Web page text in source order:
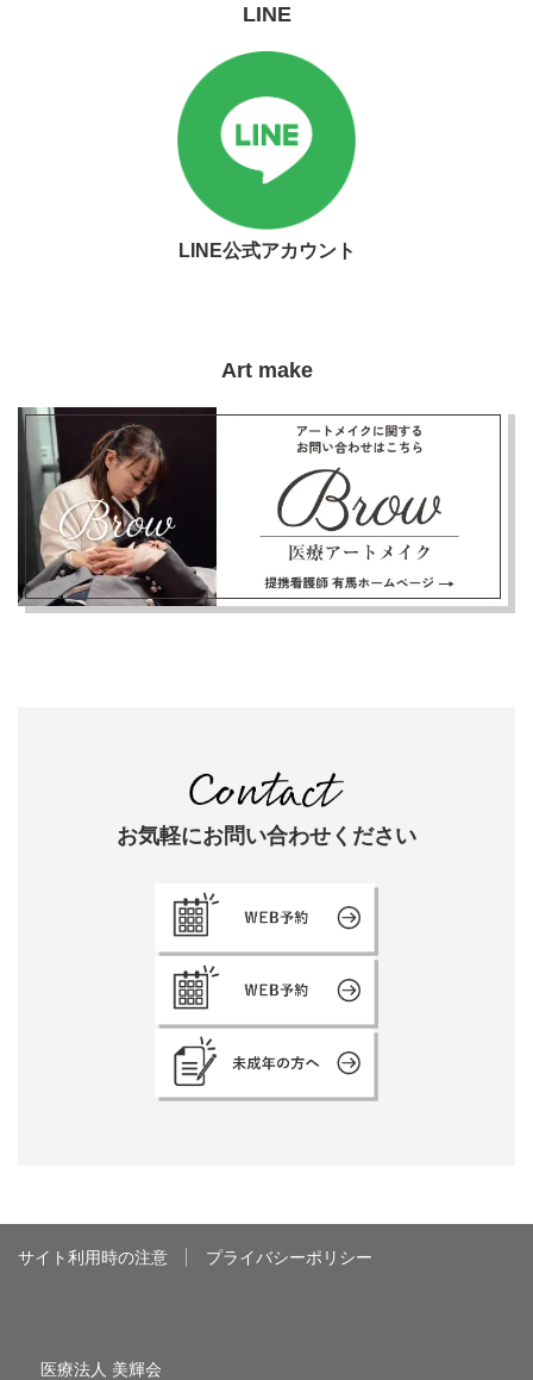
LINE
LINE公式アカウント
Art make
お気軽にお問い合わせください
サイト利用時の注意 プライバシーポリシー
医療法人 美輝会